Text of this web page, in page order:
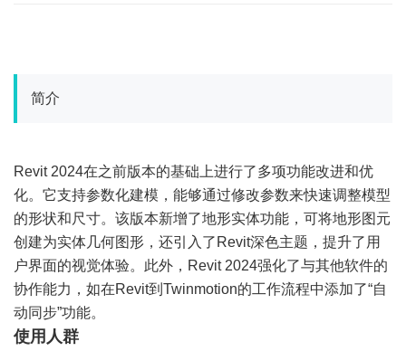
简介
Revit 2024在之前版本的基础上进行了多项功能改进和优
化。它支持参数化建模，能够通过修改参数来快速调整模型
的形状和尺寸。该版本新增了地形实体功能，可将地形图元
创建为实体几何图形，还引入了Revit深色主题，提升了用
户界面的视觉体验。此外，Revit 2024强化了与其他软件的
协作能力，如在Revit到Twinmotion的工作流程中添加了“自
动同步”功能。
使用人群